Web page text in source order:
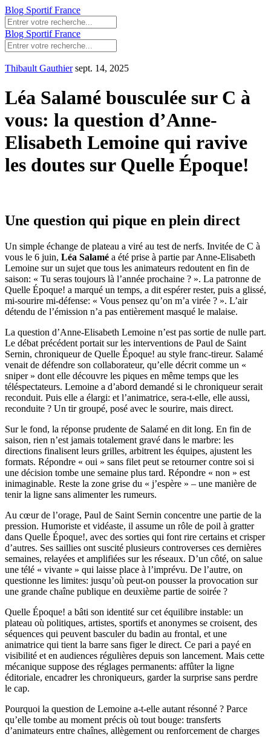
Blog Sportif France
Blog Sportif France
Thibault Gauthier sept. 14, 2025
Léa Salamé bousculée sur C à
vous: la question d’Anne-
Elisabeth Lemoine qui ravive
les doutes sur Quelle Époque!
Une question qui pique en plein direct
Un simple échange de plateau a viré au test de nerfs. Invitée de C à
vous le 6 juin, Léa Salamé a été prise à partie par Anne-Elisabeth
Lemoine sur un sujet que tous les animateurs redoutent en fin de
saison: « Tu seras toujours là l’année prochaine ? ». La patronne de
Quelle Époque! a marqué un temps, a dit espérer rester, puis a glissé,
mi-sourire mi-défense: « Vous pensez qu’on m’a virée ? ». L’air
détendu de l’émission n’a pas entièrement masqué le malaise.
La question d’Anne-Elisabeth Lemoine n’est pas sortie de nulle part.
Le débat précédent portait sur les interventions de Paul de Saint
Sernin, chroniqueur de Quelle Époque! au style franc-tireur. Salamé
venait de défendre son collaborateur, qu’elle décrit comme un «
sniper » dont elle découvre les piques en même temps que les
téléspectateurs. Lemoine a d’abord demandé si le chroniqueur serait
reconduit. Puis elle a élargi: et l’animatrice, sera-t-elle, elle aussi,
reconduite ? Un tir groupé, posé avec le sourire, mais direct.
Sur le fond, la réponse prudente de Salamé en dit long. En fin de
saison, rien n’est jamais totalement gravé dans le marbre: les
directions finalisent leurs grilles, arbitrent les équipes, ajustent les
formats. Répondre « oui » sans filet peut se retourner contre soi si
une décision tombe une semaine plus tard. Répondre « non » est
inimaginable. Reste la zone grise du « j’espère » – une manière de
tenir la ligne sans alimenter les rumeurs.
Au cœur de l’orage, Paul de Saint Sernin concentre une partie de la
pression. Humoriste et vidéaste, il assume un rôle de poil à gratter
dans Quelle Époque!, avec des sorties qui font rire certains et crisper
d’autres. Ses saillies ont suscité plusieurs controverses ces dernières
semaines, relayées et amplifiées sur les réseaux. D’un côté, on salue
une télé « vivante » qui laisse place à l’imprévu. De l’autre, on
questionne les limites: jusqu’où peut-on pousser la provocation sur
une grande chaîne publique en deuxième partie de soirée ?
Quelle Époque! a bâti son identité sur cet équilibre instable: un
plateau où politiques, artistes, sportifs et anonymes se croisent, des
séquences qui peuvent basculer du badin au frontal, et une
animatrice qui tient la barre sans figer le direct. Ce pari a payé en
visibilité et en audiences régulières depuis son lancement. Mais cette
mécanique suppose des réglages permanents: affûter la ligne
éditoriale, encadrer les chroniqueurs, garder la surprise sans perdre
le cap.
Pourquoi la question de Lemoine a-t-elle autant résonné ? Parce
qu’elle tombe au moment précis où tout bouge: transferts
d’animateurs entre chaînes, allègement ou renforcement de charges